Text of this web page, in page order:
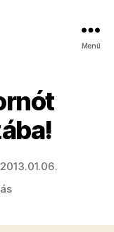
Menü
2013.01.06.
a(z)